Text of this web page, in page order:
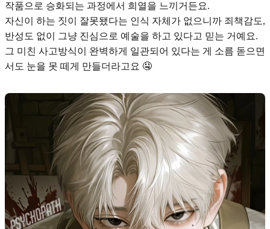
작품으로 승화되는 과정에서 희열을 느끼거든요.
자신이 하는 짓이 잘못됐다는 인식 자체가 없으니까 죄책감도,
반성도 없이 그냥 진심으로 예술을 하고 있다고 믿는 거예요.
그 미친 사고방식이 완벽하게 일관되어 있다는 게 소름 돋으면
서도 눈을 못 떼게 만들더라고요 🤤